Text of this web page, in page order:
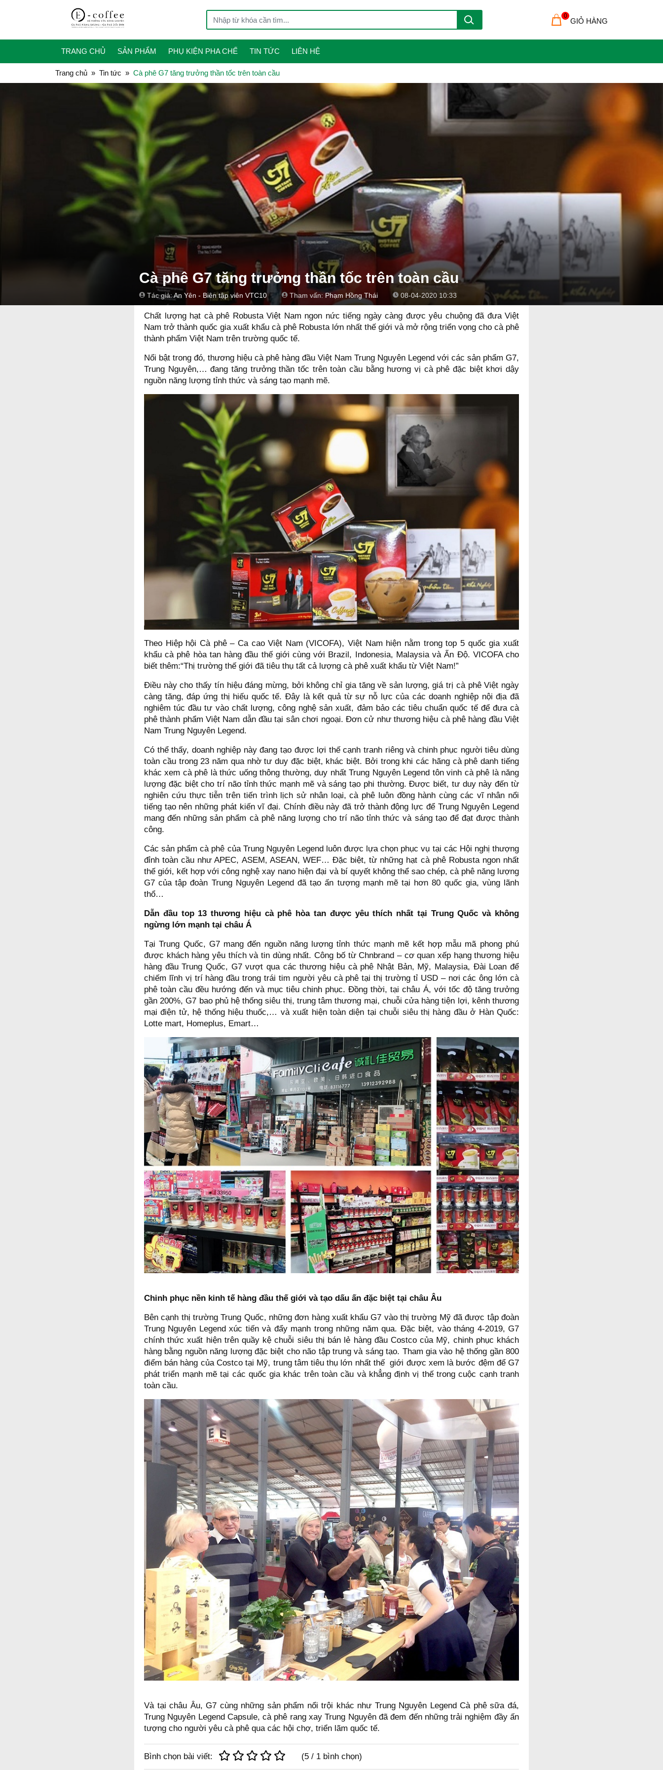
0
GIỎ HÀNG
TRANG CHỦ SẢN PHẨM PHỤ KIỆN PHA CHẾ TIN TỨC LIÊN HỆ
Trang chủ Tin tức Cà phê G7 tăng trưởng thần tốc trên toàn cầu
Cà phê G7 tăng trưởng thần tốc trên toàn cầu
Tác giả:An Yên - Biên tập viên VTC10 Tham vấn: Phạm Hồng Thái 08-04-2020 10:33
Chất lượng hạt cà phê Robusta Việt Nam ngon nức tiếng ngày càng được yêu chuộng đã đưa Việt
Nam trở thành quốc gia xuất khẩu cà phê Robusta lớn nhất thế giới và mở rộng triển vọng cho cà phê
thành phẩm Việt Nam trên trường quốc tế.
Nổi bật trong đó, thương hiệu cà phê hàng đầu Việt Nam Trung Nguyên Legend với các sản phẩm G7,
Trung Nguyên,… đang tăng trưởng thần tốc trên toàn cầu bằng hương vị cà phê đặc biệt khơi dậy
nguồn năng lượng tỉnh thức và sáng tạo mạnh mẽ.
Theo Hiệp hội Cà phê – Ca cao Việt Nam (VICOFA), Việt Nam hiện nằm trong top 5 quốc gia xuất
khẩu cà phê hòa tan hàng đầu thế giới cùng với Brazil, Indonesia, Malaysia và Ấn Độ. VICOFA cho
biết thêm:“Thị trường thế giới đã tiêu thụ tất cả lượng cà phê xuất khẩu từ Việt Nam!”
Điều này cho thấy tín hiệu đáng mừng, bởi không chỉ gia tăng về sản lượng, giá trị cà phê Việt ngày
càng tăng, đáp ứng thị hiếu quốc tế. Đây là kết quả từ sự nỗ lực của các doanh nghiệp nội địa đã
nghiêm túc đầu tư vào chất lượng, công nghệ sản xuất, đảm bảo các tiêu chuẩn quốc tế để đưa cà
phê thành phẩm Việt Nam dẫn đầu tại sân chơi ngoại. Đơn cử như thương hiệu cà phê hàng đầu Việt
Nam Trung Nguyên Legend.
Có thể thấy, doanh nghiệp này đang tạo được lợi thế cạnh tranh riêng và chinh phục người tiêu dùng
toàn cầu trong 23 năm qua nhờ tư duy đặc biệt, khác biệt. Bởi trong khi các hãng cà phê danh tiếng
khác xem cà phê là thức uống thông thường, duy nhất Trung Nguyên Legend tôn vinh cà phê là năng
lượng đặc biệt cho trí não tỉnh thức mạnh mẽ và sáng tạo phi thường. Được biết, tư duy này đến từ
nghiên cứu thực tiễn trên tiến trình lịch sử nhân loại, cà phê luôn đồng hành cùng các vĩ nhân nổi
tiếng tạo nên những phát kiến vĩ đại. Chính điều này đã trở thành động lực để Trung Nguyên Legend
mang đến những sản phẩm cà phê năng lượng cho trí não tỉnh thức và sáng tạo để đạt được thành
công.
Các sản phẩm cà phê của Trung Nguyên Legend luôn được lựa chọn phục vụ tại các Hội nghị thượng
đỉnh toàn cầu như APEC, ASEM, ASEAN, WEF… Đặc biệt, từ những hạt cà phê Robusta ngon nhất
thế giới, kết hợp với công nghệ xay nano hiện đại và bí quyết không thể sao chép, cà phê năng lượng
G7 của tập đoàn Trung Nguyên Legend đã tạo ấn tượng mạnh mẽ tại hơn 80 quốc gia, vùng lãnh
thổ…
Dẫn đầu top 13 thương hiệu cà phê hòa tan được yêu thích nhất tại Trung Quốc và không
ngừng lớn mạnh tại châu Á
Tại Trung Quốc, G7 mang đến nguồn năng lượng tỉnh thức mạnh mẽ kết hợp mẫu mã phong phú
được khách hàng yêu thích và tin dùng nhất. Công bố từ Chnbrand – cơ quan xếp hạng thương hiệu
hàng đầu Trung Quốc, G7 vượt qua các thương hiệu cà phê Nhật Bản, Mỹ, Malaysia, Đài Loan để
chiếm lĩnh vị trí hàng đầu trong trái tim người yêu cà phê tại thị trường tỉ USD – nơi các ông lớn cà
phê toàn cầu đều hướng đến và mục tiêu chinh phục. Đồng thời, tại châu Á, với tốc độ tăng trưởng
gần 200%, G7 bao phủ hệ thống siêu thị, trung tâm thương mại, chuỗi cửa hàng tiện lợi, kênh thương
mại điện tử, hệ thống hiệu thuốc,… và xuất hiện toàn diện tại chuỗi siêu thị hàng đầu ở Hàn Quốc:
Lotte mart, Homeplus, Emart…
Chinh phục nền kinh tế hàng đầu thế giới và tạo dấu ấn đặc biệt tại châu Âu
Bên cạnh thị trường Trung Quốc, những đơn hàng xuất khẩu G7 vào thị trường Mỹ đã được tập đoàn
Trung Nguyên Legend xúc tiến và đẩy mạnh trong những năm qua. Đặc biệt, vào tháng 4-2019, G7
chính thức xuất hiện trên quầy kệ chuỗi siêu thị bán lẻ hàng đầu Costco của Mỹ, chinh phục khách
hàng bằng nguồn năng lượng đặc biệt cho não tập trung và sáng tạo. Tham gia vào hệ thống gần 800
điểm bán hàng của Costco tại Mỹ, trung tâm tiêu thụ lớn nhất thế giới được xem là bước đệm để G7
phát triển mạnh mẽ tại các quốc gia khác trên toàn cầu và khẳng định vị thế trong cuộc cạnh tranh
toàn cầu.
Và tại châu Âu, G7 cùng những sản phẩm nổi trội khác như Trung Nguyên Legend Cà phê sữa đá,
Trung Nguyên Legend Capsule, cà phê rang xay Trung Nguyên đã đem đến những trải nghiệm đầy ấn
tượng cho người yêu cà phê qua các hội chợ, triển lãm quốc tế.
Bình chọn bài viết: (5 / 1 bình chọn)